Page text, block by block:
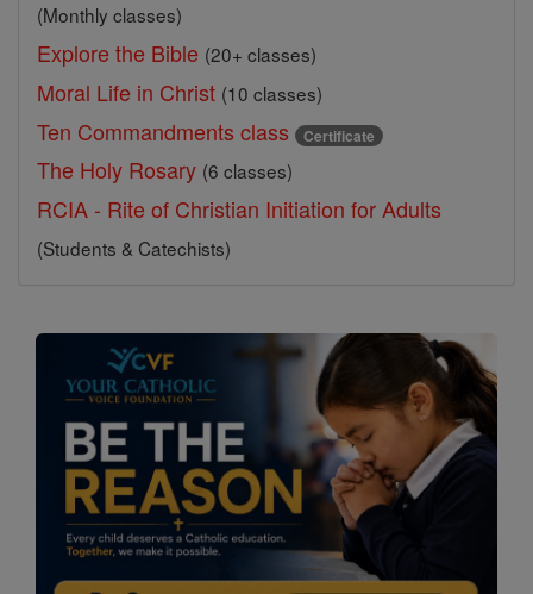
(Monthly classes)
Explore the Bible (20+ classes)
Moral Life in Christ (10 classes)
Ten Commandments class Certificate
The Holy Rosary (6 classes)
RCIA - Rite of Christian Initiation for Adults
(Students & Catechists)